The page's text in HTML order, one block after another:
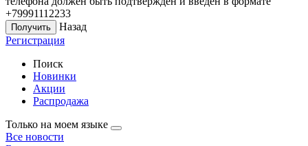
+79991112233
Назад
Регистрация
Поиск
Новинки
Акции
Распродажа
Только на моем языке
Все новости